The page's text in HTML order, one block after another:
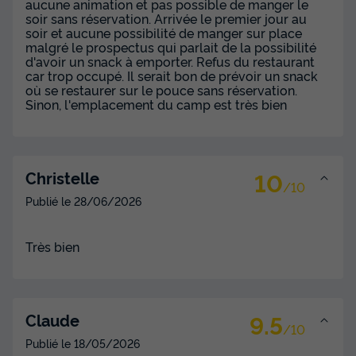
Mobilhome 4 personnes - Cottage 2
chambres + climatisation
Annulation gratuite
Neuf
Surface
26m²
Adultes
4
Chambres
2
Salle de bain
1
Mobilhome 4 personnes - Cottage 2 chambres +
Modifier les dates
aucune animation et pas possible de manger le
soir sans réservation. Arrivée le premier jour au
soir et aucune possibilité de manger sur place
malgré le prospectus qui parlait de la possibilité
d'avoir un snack à emporter. Refus du restaurant
car trop occupé. Il serait bon de prévoir un snack
où se restaurer sur le pouce sans réservation.
Sinon, l'emplacement du camp est très bien
Christelle 10/10
Publié le 28/06/2026
Très bien
Claude 9.5/10
Publié le 18/05/2026